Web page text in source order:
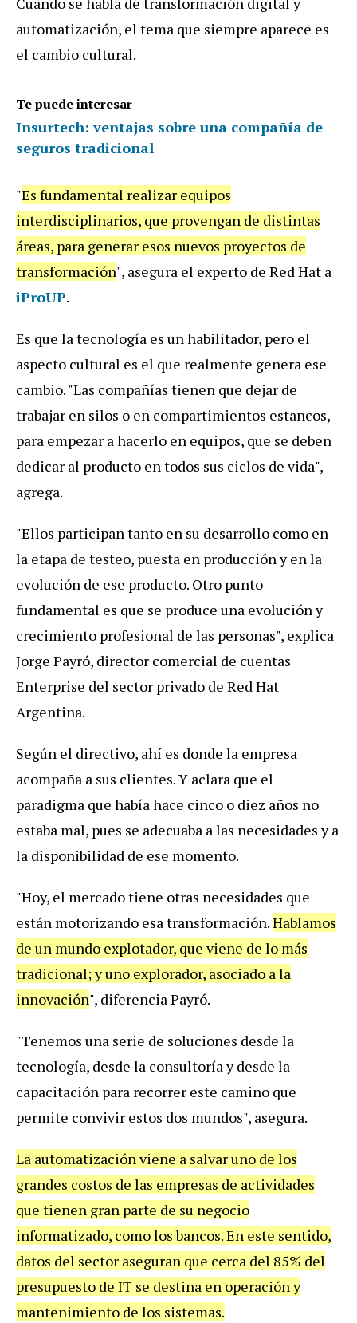
automatización, el tema que siempre aparece es
el cambio cultural.
Te puede interesar
Insurtech: ventajas sobre una compañía de
seguros tradicional
"Es fundamental realizar equipos
interdisciplinarios, que provengan de distintas
áreas, para generar esos nuevos proyectos de
transformación", asegura el experto de Red Hat a
iProUP.
Es que latecnología es unhabilitador, pero el
aspecto cultural es el que realmente genera ese
cambio. "Las compañías tienen que dejar de
trabajar en silos o en compartimientos estancos,
para empezar ahacerlo en equipos, que se deben
dedicar al producto entodos sus ciclos de vida",
agrega.
"Ellos participantanto en su desarrollo como en
la etapa de testeo, puesta en produccióny enla
evolución de ese producto. Otro punto
fundamental es que se produce una evolucióny
crecimiento profesional de las personas", explica
Jorge Payró, director comercial de cuentas
Enterprise del sector privado de RedHat
Argentina.
Según el directivo, ahí es donde la empresa
acompaña a sus clientes.Y aclara que el
paradigma que habíahace cinco o diez años no
estaba mal, pues se adecuaba alas necesidades y a
la disponibilidad de ese momento.
"Hoy, el mercadotiene otras necesidades que
están motorizando esatransformación.Hablamos
de un mundo explotador, que viene de lo más
tradicional;yuno explorador, asociado ala
innovación", diferencia Payró.
"Tenemos una serie de soluciones desde la
tecnología, desde la consultoríay desde la
capacitación para recorrer este camino que
permite convivir estos dos mundos", asegura.
La automatizaciónviene a salvaruno de los
grandes costos de las empresas de actividades
que tienen gran parte de su negocio
informatizado, comolos bancos.En este sentido,
datos del sector aseguran que cerca del 85% del
presupuesto de IT se destina en operacióny
mantenimiento de los sistemas.